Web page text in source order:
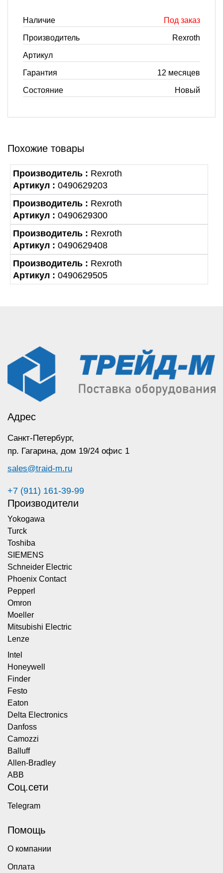
Наличие Под заказ
Производитель Rexroth
Артикул
Гарантия 12 месяцев
Состояние Новый
Похожие товары
Производитель : Rexroth
Артикул : 0490629203
Производитель : Rexroth
Артикул : 0490629300
Производитель : Rexroth
Артикул : 0490629408
Производитель : Rexroth
Артикул : 0490629505
Адрес
Санкт-Петербург,
пр. Гагарина, дом 19/24 офис 1
sales@traid-m.ru
+7 (911) 161-39-99
Производители
Yokogawa
Turck
Toshiba
SIEMENS
Schneider Electric
Phoenix Contact
Pepperl
Omron
Moeller
Mitsubishi Electric
Lenze
Intel
Honeywell
Finder
Festo
Eaton
Delta Electronics
Danfoss
Camozzi
Balluff
Allen-Bradley
ABB
Соц.сети
Telegram
Помощь
О компании
Оплата